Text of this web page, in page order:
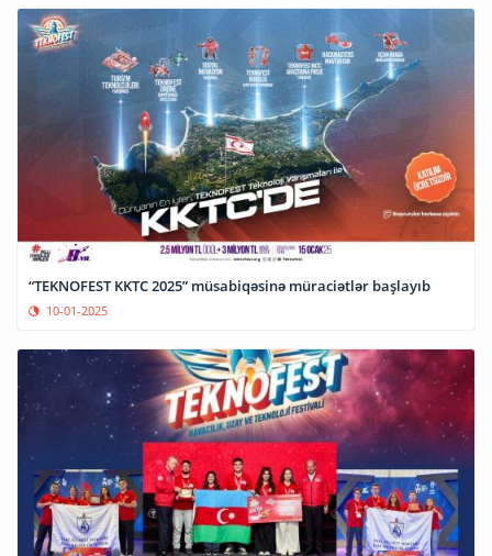
“TEKNOFEST KKTC 2025” müsabiqəsinə müraciətlər başlayıb
10-01-2025